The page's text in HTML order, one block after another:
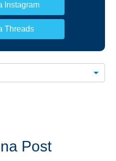
Instagram
Threads
Post